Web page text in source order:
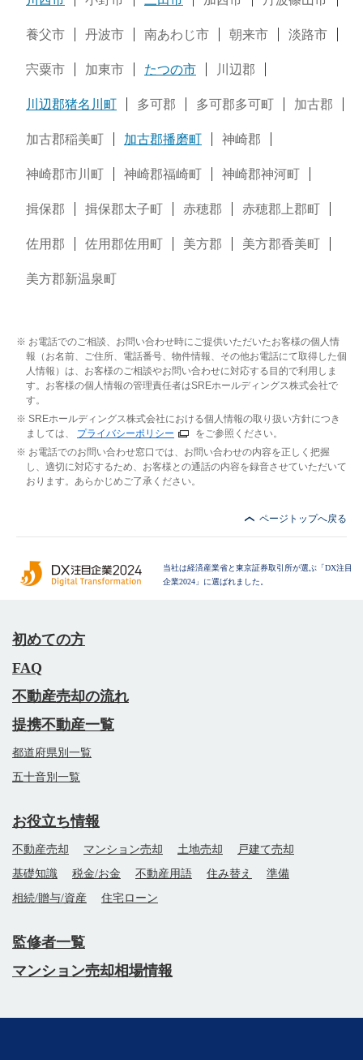
養父市 丹波市 南あわじ市 朝来市 淡路市
宍粟市 加東市 たつの市 川辺郡
川辺郡猪名川町 多可郡 多可郡多可町 加古郡
加古郡稲美町 加古郡播磨町 神崎郡
神崎郡市川町 神崎郡福崎町 神崎郡神河町
揖保郡 揖保郡太子町 赤穂郡 赤穂郡上郡町
佐用郡 佐用郡佐用町 美方郡 美方郡香美町
美方郡新温泉町
お電話でのご相談、お問い合わせ時にご提供いただいたお客様の個人情
報（お名前、ご住所、電話番号、物件情報、その他お電話にて取得した個
人情報）は、お客様のご相談やお問い合わせに対応する目的で利用しま
す。お客様の個人情報の管理責任者はSREホールディングス株式会社で
す。
SREホールディングス株式会社における個人情報の取り扱い方針につき
ましては、 プライバシーポリシー
をご参照ください。
お電話でのお問い合わせ窓口では、お問い合わせの内容を正しく把握
し、適切に対応するため、お客様との通話の内容を録音させていただいて
おります。あらかじめご了承ください。
ページトップへ戻る
当社は経済産業省と東京証券取引所が選ぶ「DX注目
企業2024」に選ばれました。
初めての方
FAQ
不動産売却の流れ
提携不動産一覧
都道府県別一覧
五十音別一覧
お役立ち情報
不動産売却 マンション売却 土地売却
戸建て売却
基礎知識
税金/お金 不動産用語 住み替え
準備
相続/贈与/資産
住宅ローン
監修者一覧
マンション売却相場情報